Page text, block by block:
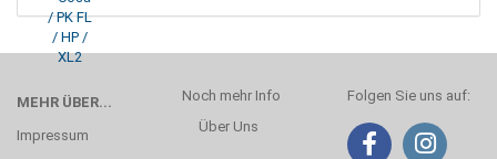
MEHR ÜBER...
Impressum
Noch mehr Info
Über Uns
Folgen Sie uns auf: